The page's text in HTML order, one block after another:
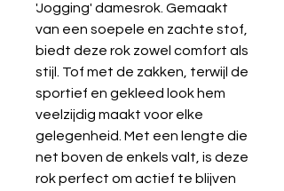
'Jogging' damesrok. Gemaakt
van een soepele en zachte stof,
biedt deze rok zowel comfort als
stijl. Tof met de zakken, terwijl de
sportief en gekleed look hem
veelzijdig maakt voor elke
gelegenheid. Met een lengte die
net boven de enkels valt, is deze
rok perfect om actief te blijven